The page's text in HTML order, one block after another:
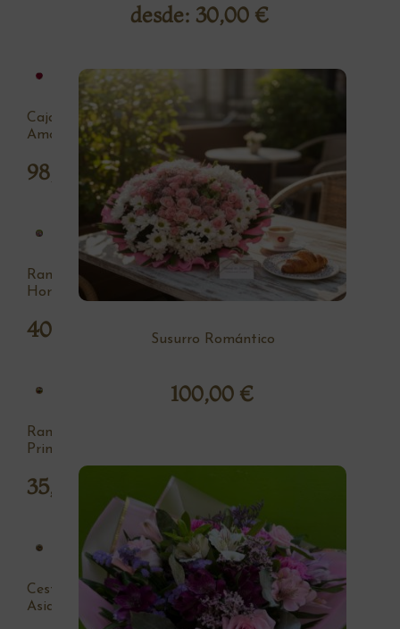
desde: 30,00 €
Susurro Romántico
100,00 €
Caja
Amor
98,00 €
Ramo
Hortensia
40,00
Ramo
Primavera
35,00
Cesta
Asia